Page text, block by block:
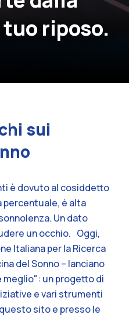
riposo.
sui
è dovuto al cosiddetto
percentuale, è alta
Un dato
un occhio. Oggi,
Italiana per la Ricerca
del Sonno – lanciano
meglio": un progetto di
e vari strumenti
sito e presso le